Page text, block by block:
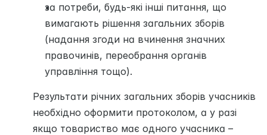
за потреби, будь-які інші питання, що
вимагають рішення загальних зборів
(надання згоди на вчинення значних
правочинів, переобрання органів
управління тощо).
Результати річних загальних зборів учасників
необхідно оформити протоколом, а у разі
якщо товариство має одного учасника –